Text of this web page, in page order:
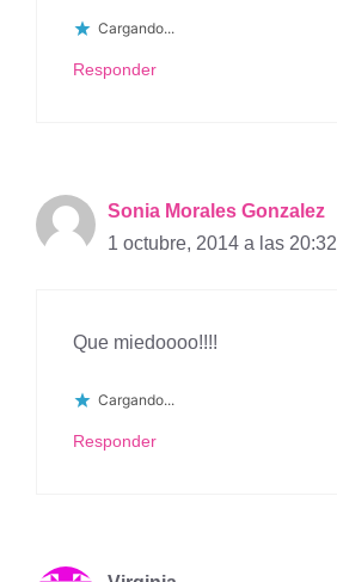
Cargando...
Responder
Sonia Morales Gonzalez
1 octubre, 2014 a las 20:32
Que miedoooo!!!!
Cargando...
Responder